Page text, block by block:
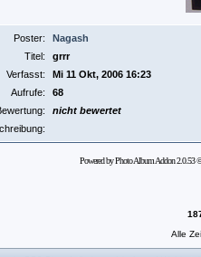
Poster:
Nagash
Titel:
grrr
Verfasst:
Mi 11 Okt, 2006 16:23
Aufrufe:
68
nicht bewertet
Powered by Photo Album Addon 2.0.53
Alle